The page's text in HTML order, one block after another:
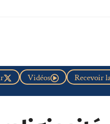
Recevoir
Vidéos